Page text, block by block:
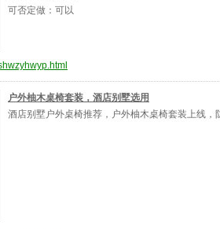
可否定做：可以
户外柚木桌椅套装，酒店别墅选用
酒店别墅户外桌椅推荐，户外柚木桌椅套装上线，